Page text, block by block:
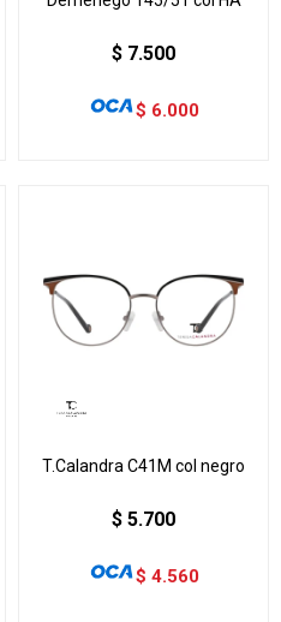
$ 7.500
$ 6.000
T.Calandra C41M col negro
$ 5.700
$ 4.560